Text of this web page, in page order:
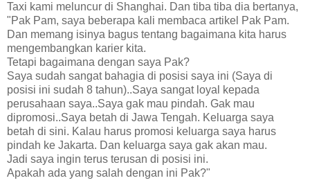
Taxi kami meluncur di Shanghai. Dan tiba tiba dia bertanya,
"Pak Pam, saya beberapa kali membaca artikel Pak Pam.
Dan memang isinya bagus tentang bagaimana kita harus
mengembangkan karier kita.
Tetapi bagaimana dengan saya Pak?
Saya sudah sangat bahagia di posisi saya ini (Saya di
posisi ini sudah 8 tahun)..Saya sangat loyal kepada
perusahaan saya..Saya gak mau pindah. Gak mau
dipromosi..Saya betah di Jawa Tengah. Keluarga saya
betah di sini. Kalau harus promosi keluarga saya harus
pindah ke Jakarta. Dan keluarga saya gak akan mau.
Jadi saya ingin terus terusan di posisi ini.
Apakah ada yang salah dengan ini Pak?"